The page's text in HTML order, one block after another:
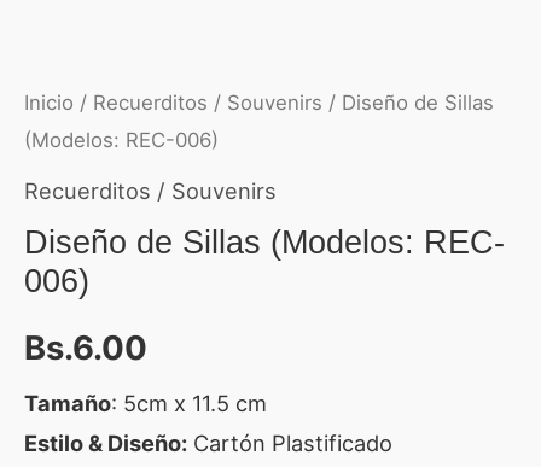
Inicio / Recuerditos / Souvenirs / Diseño de Sillas
(Modelos: REC-006)
Recuerditos / Souvenirs
Diseño de Sillas (Modelos: REC-
006)
Bs.6.00
Tamaño: 5cm x 11.5 cm
Estilo & Diseño: Cartón Plastificado